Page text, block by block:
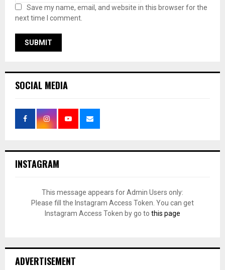
Save my name, email, and website in this browser for the
next time I comment.
SOCIAL MEDIA
INSTAGRAM
This message appears for Admin Users only:
Please fill the Instagram Access Token. You can get
Instagram Access Token by go to this page
ADVERTISEMENT